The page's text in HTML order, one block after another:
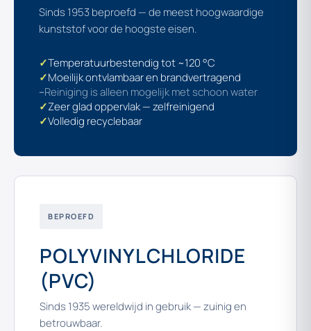
Sinds 1953 beproefd — de meest hoogwaardige
kunststof voor de hoogste eisen.
✓Temperatuurbestendig tot ~120 °C
✓Moeilijk ontvlambaar en brandvertragend
–Reiniging is alleen mogelijk met schoon water
✓Zeer glad oppervlak — zelfreinigend
✓Volledig recyclebaar
BEPROEFD
POLYVINYLCHLORIDE
(PVC)
Sinds 1935 wereldwijd in gebruik — zuinig en
betrouwbaar.